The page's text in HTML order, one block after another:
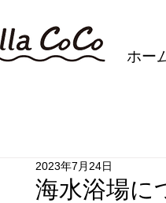
ホー
海水浴場に
2023年7月24日